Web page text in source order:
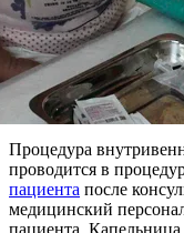
Процедура
проводится в
пациента после
медицинский
пациента. Капельница